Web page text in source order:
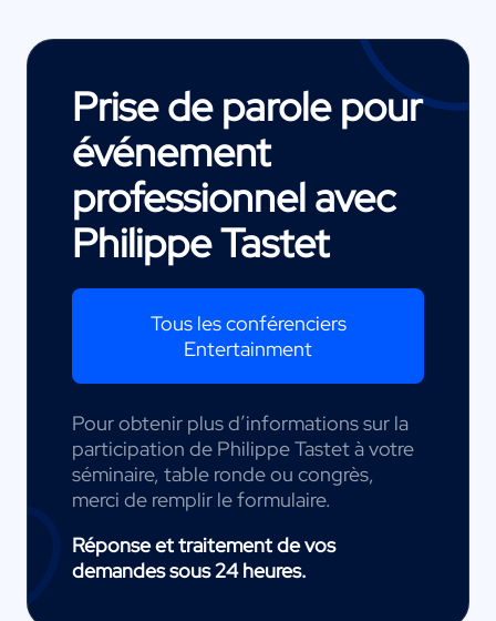
Prise de parole pour
événement
professionnel avec
Philippe Tastet
Tous les conférenciers
Entertainment
Pour obtenir plus d’informations sur la
participation de Philippe Tastet à votre
séminaire, table ronde ou congrès,
merci de remplir le formulaire.
Réponse et traitement de vos
demandes sous 24 heures.